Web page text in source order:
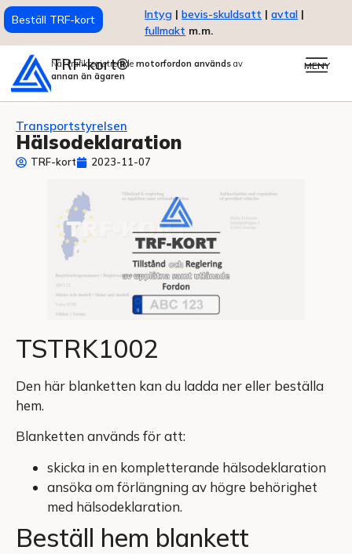
Beställ TRF-kort Intyg | bevis-skuldsatt | avtal |
fullmakt m.m.
TRF-kort®
När trafikregistrerade motorfordon används av
annan än ägaren
MENY
Transportstyrelsen
Hälsodeklaration
TRF-kort 2023-11-07
TSTRK1002
Den här blanketten kan du ladda ner eller beställa
hem.
Blanketten används för att:
skicka in en kompletterande hälsodeklaration
ansöka om förlängning av högre behörighet
med hälsodeklaration.
Beställ hem blankett